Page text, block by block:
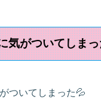
気がついてしま
ついてしまった💦